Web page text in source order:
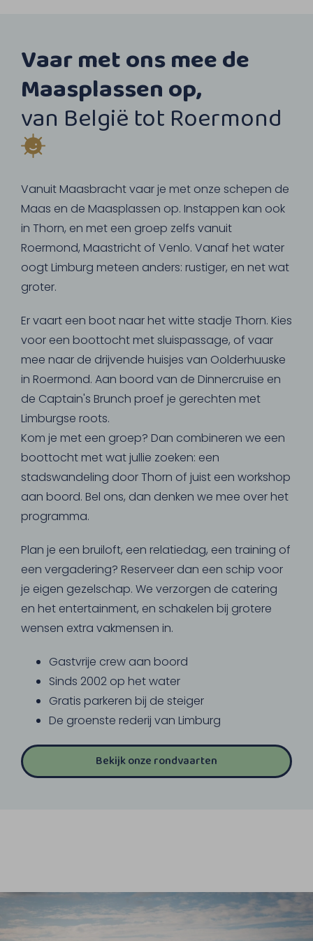
Vaar met ons mee de
Maasplassen op,
van België tot Roermond
Vanuit Maasbracht vaar je met onze schepen de
Maas en de Maasplassen op. Instappen kan ook
in Thorn, en met een groep zelfs vanuit
Roermond, Maastricht of Venlo. Vanaf het water
oogt Limburg meteen anders: rustiger, en net wat
groter.
Er vaart een boot naar het witte stadje Thorn. Kies
voor een boottocht met sluispassage, of vaar
mee naar de drijvende huisjes van Oolderhuuske
in Roermond. Aan boord van de Dinnercruise en
de Captain's Brunch proef je gerechten met
Limburgse roots.
Kom je met een groep? Dan combineren we een
boottocht met wat jullie zoeken: een
stadswandeling door Thorn of juist een workshop
aan boord. Bel ons, dan denken we mee over het
programma.
Plan je een bruiloft, een relatiedag, een training of
een vergadering? Reserveer dan een schip voor
je eigen gezelschap. We verzorgen de catering
en het entertainment, en schakelen bij grotere
wensen extra vakmensen in.
Gastvrije crew aan boord
Sinds 2002 op het water
Gratis parkeren bij de steiger
De groenste rederij van Limburg
Bekijk onze rondvaarten